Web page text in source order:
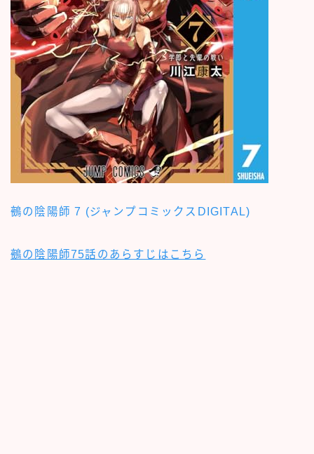
鵺の陰陽師 7 (ジャンプコミックスDIGITAL)
鵺の陰陽師75話のあらすじはこちら